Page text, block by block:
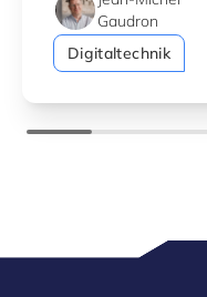
Gaudron
Digitaltechnik